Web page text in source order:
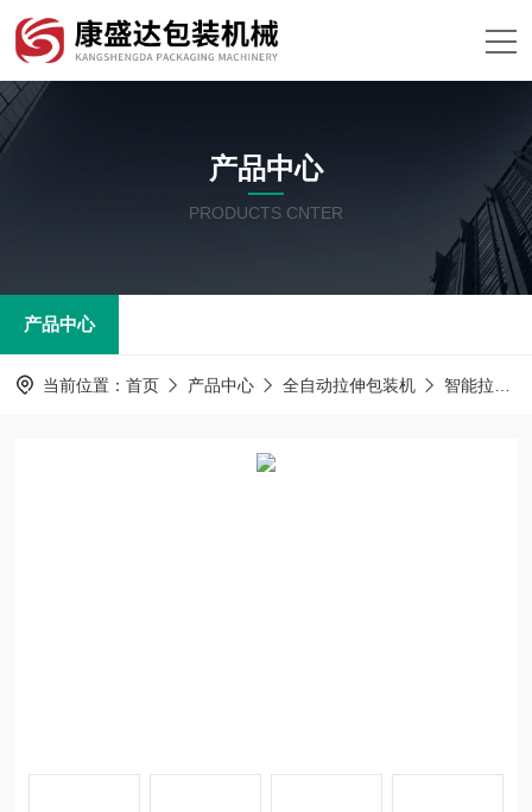
产品中心
PRODUCTS CNTER
产品中心
当前位置： 首页 产品中心 全自动拉伸包装机 智能拉伸膜真空包装机